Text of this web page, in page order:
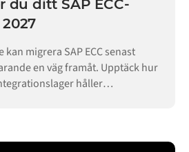
du ditt SAP ECC-
migrera SAP ECC senast
en väg framåt. Upptäck hur
håller